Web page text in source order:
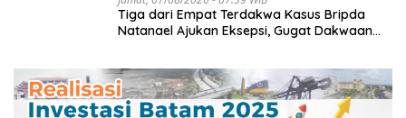
Tiga dari Empat Terdakwa Kasus Bripda
Natanael Ajukan Eksepsi, Gugat Dakwaan